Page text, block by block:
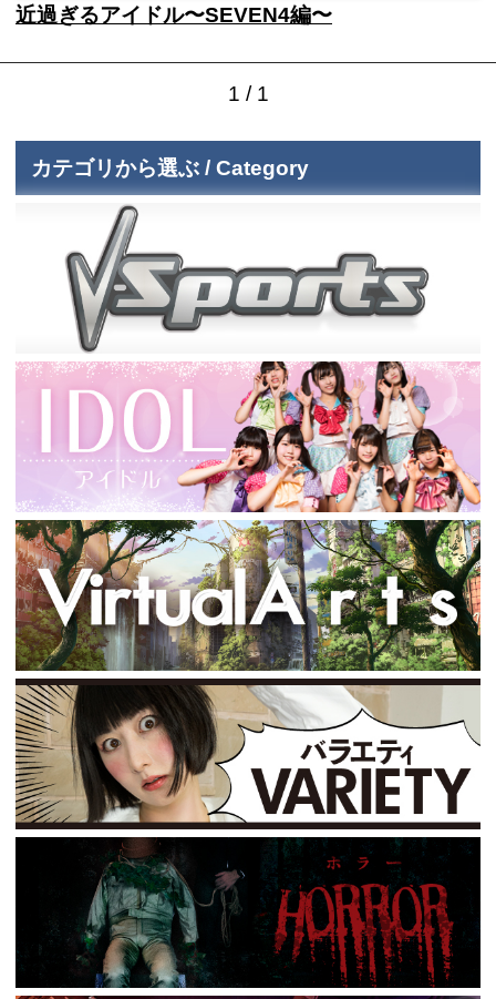
シリーズから選ぶ / Series
Tweets by Mixing_Cinema
お問い合わせ
各種お問い合わせはこちらからどうぞ。